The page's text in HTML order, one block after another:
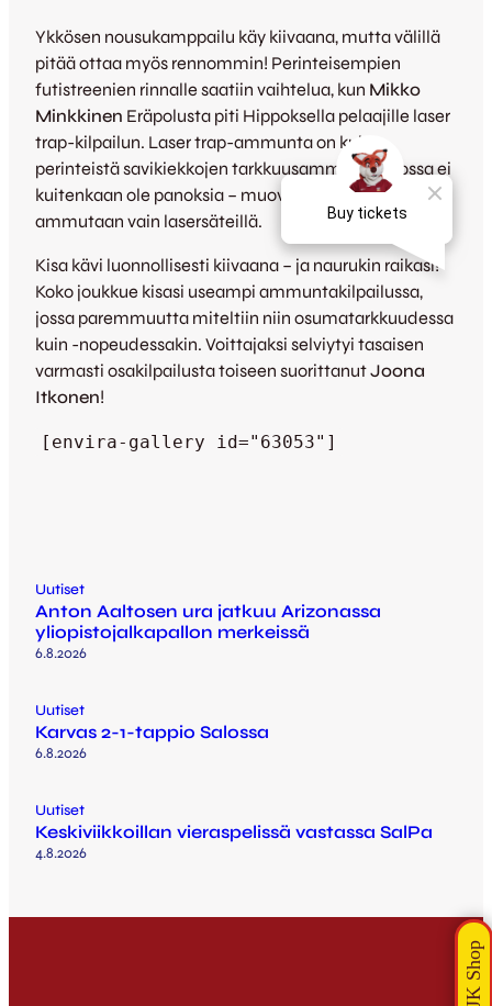
Ykkösen nousukamppailu käy kiivaana, mutta välillä
pitää ottaa myös rennommin! Perinteisempien
futistreenien rinnalle saatiin vaihtelua, kun Mikko
Minkkinen Eräpolusta piti Hippoksella pelaajille laser
trap-kilpailun. Laser trap-ammunta on kuin
perinteistä savikiekkojen tarkkuusammuntaa, jossa ei
kuitenkaan ole panoksia – muovisia kiekkoja
ammutaan vain lasersäteillä.
Kisa kävi luonnollisesti kiivaana – ja naurukin raikasi!
Koko joukkue kisasi useampi ammuntakilpailussa,
jossa paremmuutta miteltiin niin osumatarkkuudessa
kuin -nopeudessakin. Voittajaksi selviytyi tasaisen
varmasti osakilpailusta toiseen suorittanutJoona
Itkonen!
[envira-gallery id="63053"]
Uutiset
Anton Aaltosen ura jatkuu Arizonassa
yliopistojalkapallon merkeissä
6.8.2026
Uutiset
Karvas 2-1-tappio Salossa
6.8.2026
Uutiset
Keskiviikkoillan vieraspelissä vastassa SalPa
4.8.2026